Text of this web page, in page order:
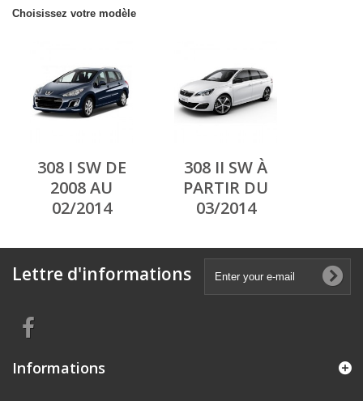
Choisissez votre modèle
308 I SW DE
2008 AU
02/2014
308 II SW À
PARTIR DU
03/2014
Lettre d'informations
Informations